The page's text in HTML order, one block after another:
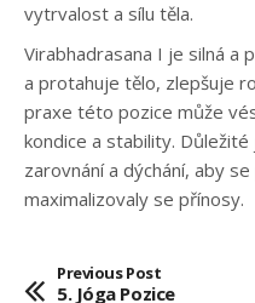
vytrvalost a sílu těla.
Virabhadrasana I je silná a
a protahuje tělo, zlepšuje
praxe této pozice může
kondice a stability.
zarovnání a dýchání, aby
maximalizovaly se přínosy.
Previous Post
5. Jóga Pozice